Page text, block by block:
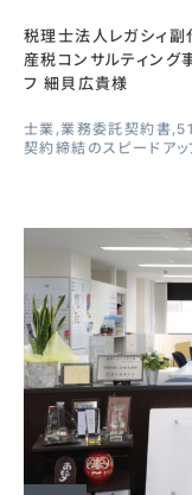
税理士法人レガシィ
産税コンサルティン
フ 細貝広貴様
士業 業務委託契約書
契約締結のスピードアッ